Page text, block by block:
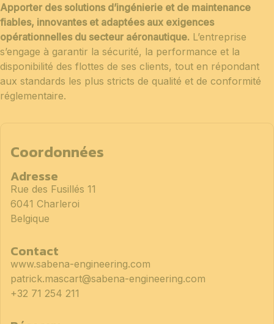
Apporter des solutions d’ingénierie et de maintenance
fiables, innovantes et adaptées aux exigences
opérationnelles du secteur aéronautique. L’entreprise
s’engage à garantir la sécurité, la performance et la
disponibilité des flottes de ses clients, tout en répondant
aux standards les plus stricts de qualité et de conformité
réglementaire.
Coordonnées
Adresse
Rue des Fusillés 11
6041 Charleroi
Belgique
Contact
www.sabena-engineering.com
patrick.mascart@sabena-engineering.com
+32 71 254 211